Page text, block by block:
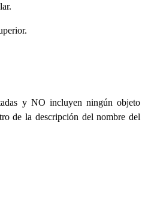
y NO incluyen ningún objeto
de la descripción del nombre del